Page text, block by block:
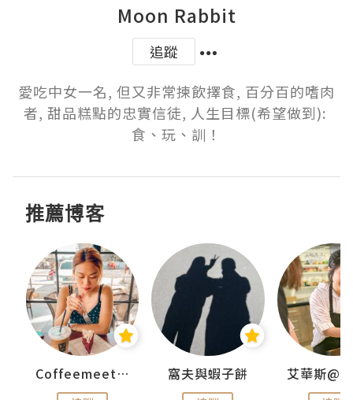
Moon Rabbit
追蹤
愛吃中女一名, 但又非常揀飲擇食, 百分百的嗜肉
者, 甜品糕點的忠實信徒, 人生目標(希望做到):
食、玩、訓！
推薦博客
Coffeemeetjojo 窩夫與蝦子餅